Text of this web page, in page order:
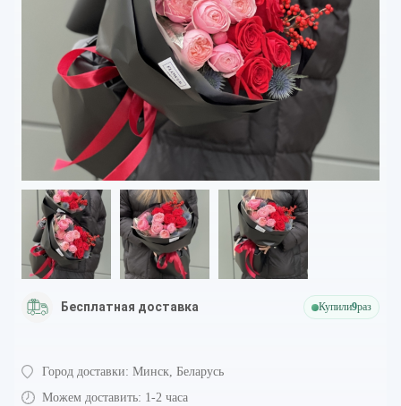
Бесплатная доставка Купили9раз
Город доставки: Минск, Беларусь
Можем доставить: 1-2 часа